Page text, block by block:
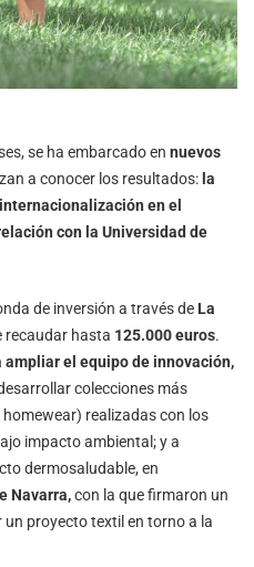
se ha embarcado en nuevos
a conocer los resultados: la
en el
con la Universidad de
de inversión a través de La
recaudar hasta 125.000 euros.
ampliar el equipo de innovación,
colecciones más
realizadas con los
impacto ambiental; y a
dermosaludable, en
Navarra,con la que firmaron un
proyecto textil en torno a la